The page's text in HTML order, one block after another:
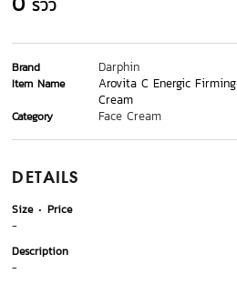
รีวิว
Brand Darphin
Item Name
Arovita C Energic Firming
Cream
Category Face Cream
DETAILS
Size
Price
-
Description
-